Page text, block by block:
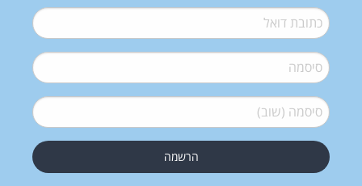
דואל*
סיסמה*
סיסמה (שוב)*